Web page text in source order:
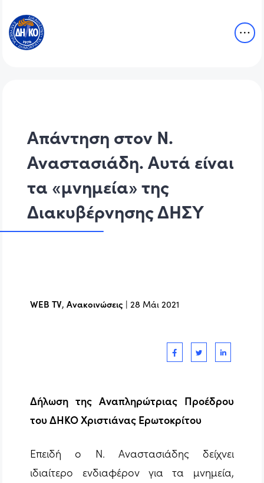
Απάντηση στον Ν.
Αναστασιάδη. Αυτά είναι
τα «μνημεία» της
Διακυβέρνησης ΔΗΣΥ
WEB TV,Ανακοινώσεις |28 Μάι 2021
Δήλωση της Αναπληρώτριας Προέδρου
του ΔΗΚΟ Χριστιάνας Ερωτοκρίτου
Επειδή ο Ν. Αναστασιάδης δείχνει
ιδιαίτερο ενδιαφέρον για τα μνημεία,